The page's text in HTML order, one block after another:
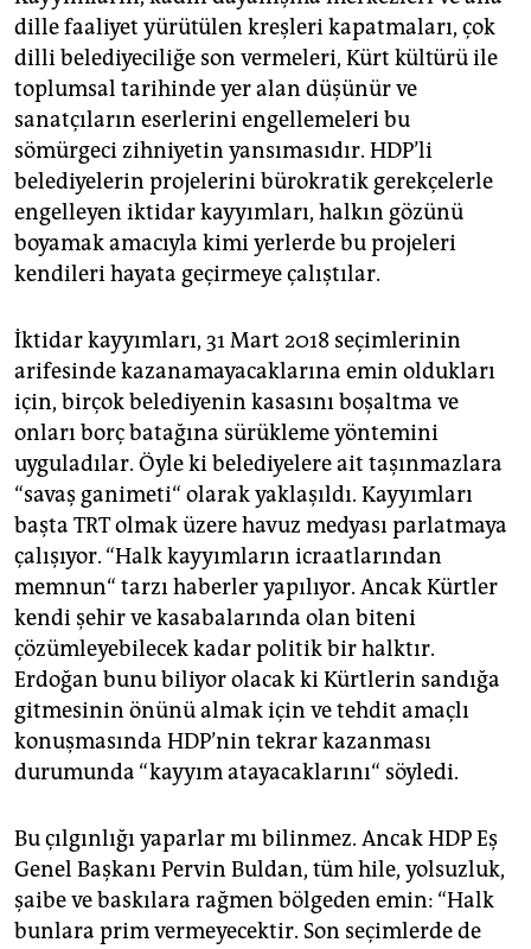
dille faaliyet yürütülen kreşleri kapatmaları, çok
dilli belediyeciliğe son vermeleri, Kürt kültürü ile
toplumsal tarihinde yer alan düşünür ve
sanatçıların eserlerini engellemeleri bu
sömürgeci zihniyetin yansımasıdır. HDP’li
belediyelerin projelerini bürokratik gerekçelerle
engelleyen iktidar kayyımları, halkın gözünü
boyamak amacıyla kimi yerlerde bu projeleri
kendileri hayata geçirmeye çalıştılar.
İktidar kayyımları, 31 Mart 2018 seçimlerinin
arifesinde kazanamayacaklarına emin oldukları
için, birçok belediyenin kasasını boşaltma ve
onları borç batağına sürükleme yöntemini
uyguladılar. Öyle ki belediyelere ait taşınmazlara
“savaş ganimeti“ olarak yaklaşıldı. Kayyımları
başta TRT olmak üzere havuz medyası parlatmaya
çalışıyor. “Halk kayyımların icraatlarından
memnun“ tarzı haberler yapılıyor. Ancak Kürtler
kendi şehir ve kasabalarında olan biteni
çözümleyebilecek kadar politik bir halktır.
Erdoğan bunu biliyor olacak ki Kürtlerin sandığa
gitmesinin önünü almak için ve tehdit amaçlı
konuşmasında HDP’nin tekrar kazanması
durumunda “kayyım atayacaklarını“ söyledi.
Bu çılgınlığı yaparlar mı bilinmez. Ancak HDP Eş
Genel Başkanı Pervin Buldan, tüm hile, yolsuzluk,
şaibe ve baskılara rağmen bölgeden emin: “Halk
bunlara prim vermeyecektir. Son seçimlerde de